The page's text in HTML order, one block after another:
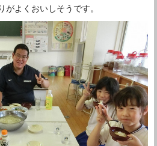
がよくおいしそうです。